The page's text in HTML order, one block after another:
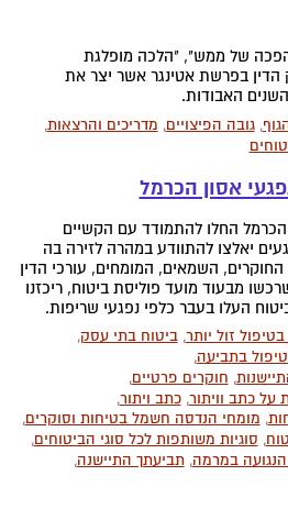
של ממש", "הלכה מופלגת
בפרשת אטינגר אשר יצר את
האבודות.
,גובה הפיצויים, מדריכים והרצאות,
החלו להתמודד עם הקשיים
יאלצו להתוודע במהרה לזירה בה
החוקרים, השמאים, המומחים, עורכי הדין
מבעוד מועד פוליסת ביטוח, ריכזנו
העלו בעבר כלפי נפגעי שריפות.
זול יותר,ביטוח בתי עסק,
בתביעה,
, חוקרים פרטיים,
על כתב וויתור,כתב ויתור,
, מומחי הנדסה חשמל בטיחות וסוקרים,
, סוגיות משותפות לכל סוגי הביטוחים,
במרמה,תביעתך התיישנה,